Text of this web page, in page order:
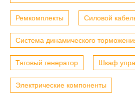
Ремкомплекты Силовой
Система динамического
Тяговый генератор Шкаф
Электрические компоненты